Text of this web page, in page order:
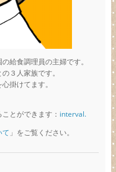
給食調理員の主婦です。
３人家族です。
掛けてます。
とができます： interval.
て 」をご覧ください。